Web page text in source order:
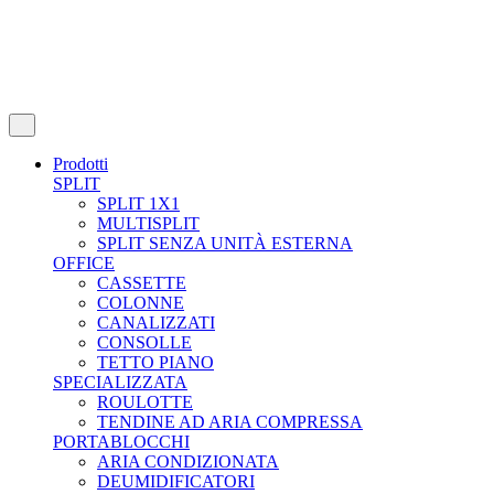
Prodotti
SPLIT
SPLIT 1X1
MULTISPLIT
SPLIT SENZA UNITÀ ESTERNA
OFFICE
CASSETTE
COLONNE
CANALIZZATI
CONSOLLE
TETTO PIANO
SPECIALIZZATA
ROULOTTE
TENDINE AD ARIA COMPRESSA
PORTABLOCCHI
ARIA CONDIZIONATA
DEUMIDIFICATORI